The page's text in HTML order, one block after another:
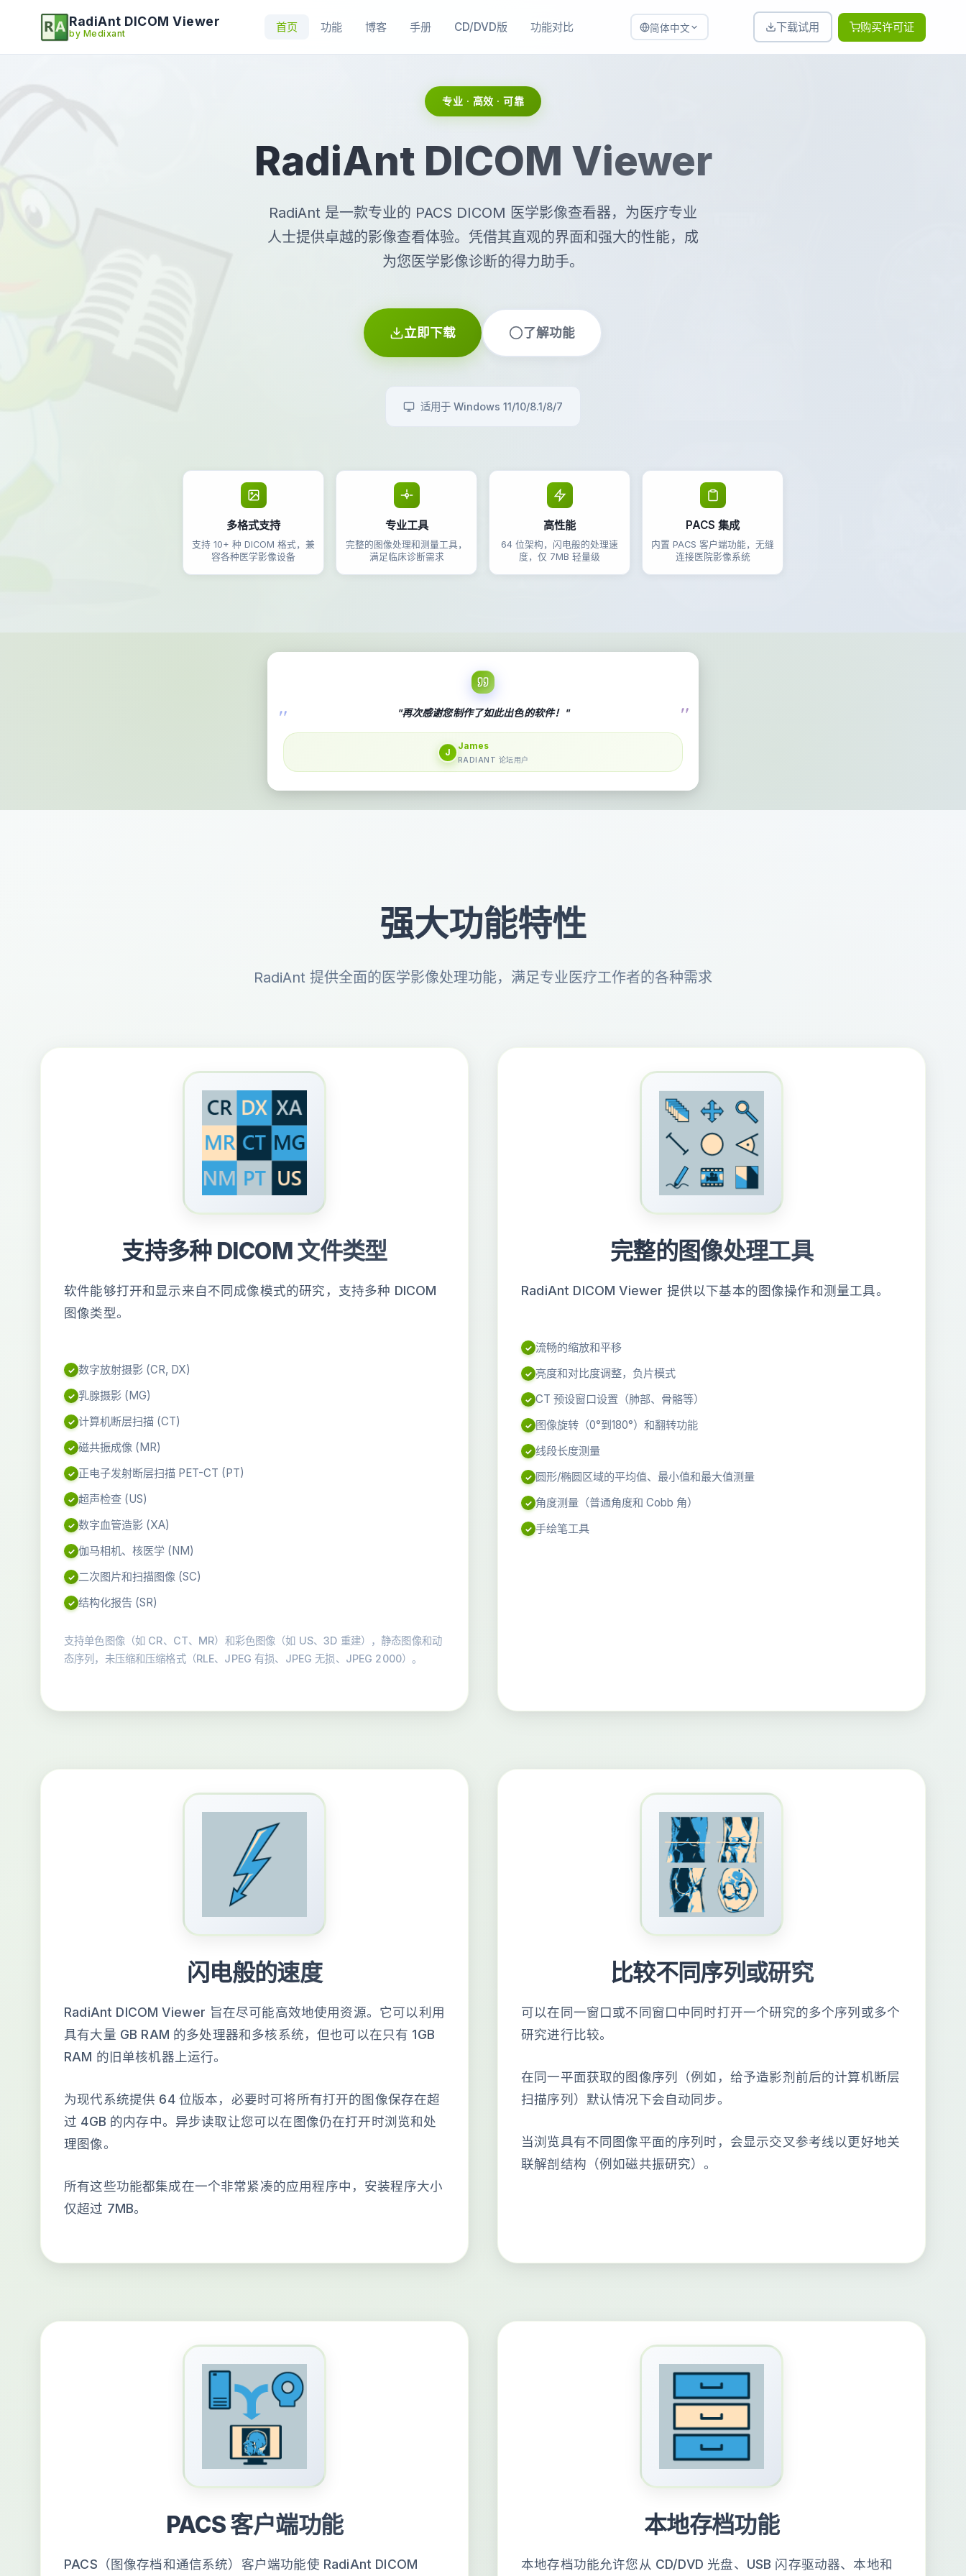
RadiAnt DICOM Viewer
by Medixant 首页 功能 博客 手册 CD/DVD版 功能对比 简体中文 下载试用 购买许可证
专业 · 高效 · 可靠
RadiAnt DICOM Viewer
RadiAnt 是一款专业的 PACS DICOM 医学影像查看器，为医疗专业
人士提供卓越的影像查看体验。凭借其直观的界面和强大的性能，成
为您医学影像诊断的得力助手。
立即下载 了解功能
适用于 Windows 11/10/8.1/8/7
多格式支持
支持 10+ 种 DICOM 格式，兼
容各种医学影像设备
专业工具
完整的图像处理和测量工具，
满足临床诊断需求
高性能
64 位架构，闪电般的处理速
度，仅 7MB 轻量级
PACS 集成
内置 PACS 客户端功能，无缝
连接医院影像系统
"再次感谢您制作了如此出色的软件！"
J
James
RADIANT 论坛用户
强大功能特性
RadiAnt 提供全面的医学影像处理功能，满足专业医疗工作者的各种需求
支持多种 DICOM 文件类型
软件能够打开和显示来自不同成像模式的研究，支持多种 DICOM
图像类型。
数字放射摄影 (CR, DX)
乳腺摄影 (MG)
计算机断层扫描 (CT)
磁共振成像 (MR)
正电子发射断层扫描 PET-CT (PT)
超声检查 (US)
数字血管造影 (XA)
伽马相机、核医学 (NM)
二次图片和扫描图像 (SC)
结构化报告 (SR)
支持单色图像（如 CR、CT、MR）和彩色图像（如 US、3D 重建），静态图像和动
态序列，未压缩和压缩格式（RLE、JPEG 有损、JPEG 无损、JPEG 2000）。
完整的图像处理工具
RadiAnt DICOM Viewer 提供以下基本的图像操作和测量工具。
流畅的缩放和平移
亮度和对比度调整，负片模式
CT 预设窗口设置（肺部、骨骼等）
图像旋转（0°到180°）和翻转功能
线段长度测量
圆形/椭圆区域的平均值、最小值和最大值测量
角度测量（普通角度和 Cobb 角）
手绘笔工具
闪电般的速度
RadiAnt DICOM Viewer 旨在尽可能高效地使用资源。它可以利用
具有大量 GB RAM 的多处理器和多核系统，但也可以在只有 1GB
RAM 的旧单核机器上运行。
为现代系统提供 64 位版本，必要时可将所有打开的图像保存在超
过 4GB 的内存中。异步读取让您可以在图像仍在打开时浏览和处
理图像。
所有这些功能都集成在一个非常紧凑的应用程序中，安装程序大小
仅超过 7MB。
比较不同序列或研究
可以在同一窗口或不同窗口中同时打开一个研究的多个序列或多个
研究进行比较。
在同一平面获取的图像序列（例如，给予造影剂前后的计算机断层
扫描序列）默认情况下会自动同步。
当浏览具有不同图像平面的序列时，会显示交叉参考线以更好地关
联解剖结构（例如磁共振研究）。
PACS 客户端功能
PACS（图像存档和通信系统）客户端功能使 RadiAnt DICOM
本地存档功能
本地存档功能允许您从 CD/DVD 光盘、USB 闪存驱动器、本地和